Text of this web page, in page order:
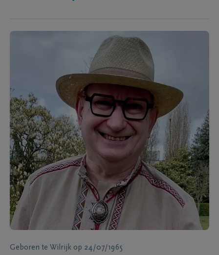
Geboren te Wilrijk op 24/07/1965